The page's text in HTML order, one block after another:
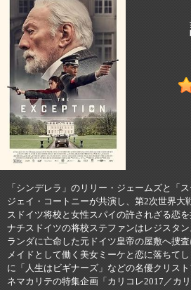
「シンデレラ」のリリー・ジェームズと「
ジェイ・コートニーが共演し、第2次世界大
スドイツ将校と女性スパイの許されざる恋を
ナチスドイツの将校ステファンはレジスタ
ランダに亡命した元ドイツ皇帝の屋敷へ捜
メイドとして働く美女ミーケと恋に落ちて
に「人生はビギナーズ」などの名優クリス
ネマカリテの特集企画「カリコレ2017／カ